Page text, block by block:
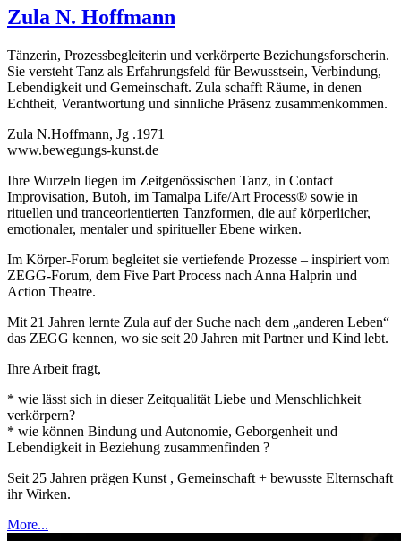
Zula N. Hoffmann
Tänzerin, Prozessbegleiterin und verkörperte Beziehungsforscherin.
Sie versteht Tanz als Erfahrungsfeld für Bewusstsein, Verbindung,
Lebendigkeit und Gemeinschaft. Zula schafft Räume, in denen
Echtheit, Verantwortung und sinnliche Präsenz zusammenkommen.
Zula N.Hoffmann, Jg .1971
www.bewegungs-kunst.de
Ihre Wurzeln liegen im Zeitgenössischen Tanz, in Contact
Improvisation, Butoh, im Tamalpa Life/Art Process® sowie in
rituellen und tranceorientierten Tanzformen, die auf körperlicher,
emotionaler, mentaler und spiritueller Ebene wirken.
Im Körper-Forum begleitet sie vertiefende Prozesse – inspiriert vom
ZEGG-Forum, dem Five Part Process nach Anna Halprin und
Action Theatre.
Mit 21 Jahren lernte Zula auf der Suche nach dem „anderen Leben“
das ZEGG kennen, wo sie seit 20 Jahren mit Partner und Kind lebt.
Ihre Arbeit fragt,
* wie lässt sich in dieser Zeitqualität Liebe und Menschlichkeit
verkörpern?
* wie können Bindung und Autonomie, Geborgenheit und
Lebendigkeit in Beziehung zusammenfinden ?
Seit 25 Jahren prägen Kunst , Gemeinschaft + bewusste Elternschaft
ihr Wirken.
More...